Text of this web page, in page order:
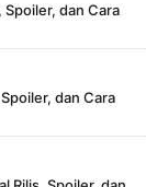
Spoiler, dan Cara
dan Cara